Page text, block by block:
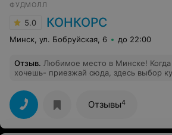
ФУДМОЛЛ
5.0 КОНКОРС
Минск, ул. Бобруйская, 6 до 22:00
Отзыв. Любимое место в Минске! Когда
хочешь- приезжай сюда, здесь выбор
площадь и столиков соответственно.
наворачиваешь круги в поиске места (
запретить фрилансерам или молодежи
просто пришли в ноутбуке залипать
столики). Постоянно какие-то
Отзывы4